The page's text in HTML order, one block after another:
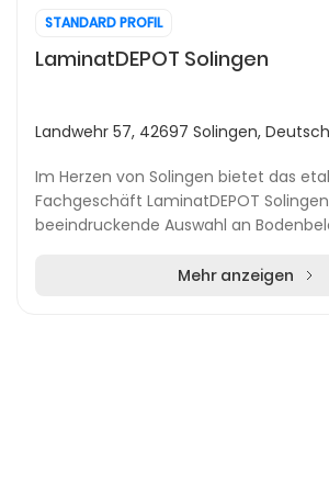
STANDARD PROFIL
LaminatDEPOT Solingen
Landwehr 57, 42697 Solingen,
Im Herzen von Solingen bietet das
Fachgeschäft LaminatDEPOT
beeindruckende Auswahl an
Mehr anzeigen